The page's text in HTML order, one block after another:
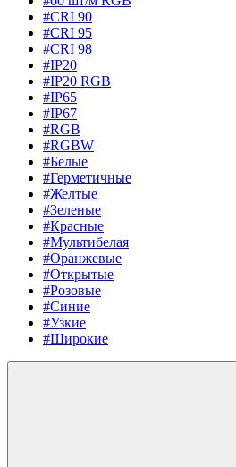
#CRI 90
#CRI 95
#CRI 98
#IP20
#IP20 RGB
#IP65
#IP67
#RGB
#RGBW
#Белые
#Герметичные
#Желтые
#Зеленые
#Красные
#Мультибелая
#Оранжевые
#Открытые
#Розовые
#Синие
#Узкие
#Широкие